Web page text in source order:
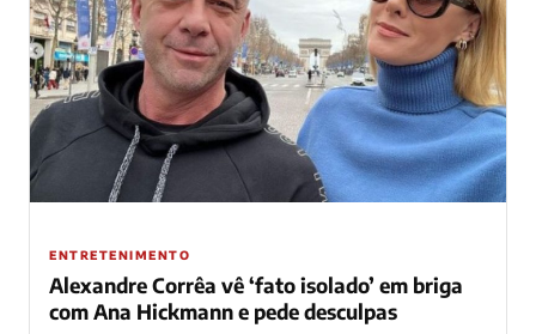
ENTRETENIMENTO
Alexandre Corrêa vê ‘fato isolado’ em briga
com Ana Hickmann e pede desculpas